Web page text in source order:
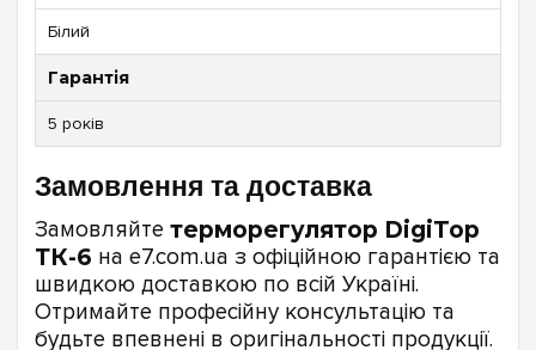
Білий
Гарантія
5 років
Замовлення та доставка
Замовляйте терморегулятор DigiTop
ТК-6 на e7.com.ua з офіційною гарантією та
швидкою доставкою по всій Україні.
Отримайте професійну консультацію та
будьте впевнені в оригінальності продукції.